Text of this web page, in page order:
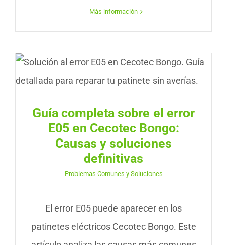
Más información
Guía completa sobre el error
E05 en Cecotec Bongo:
Causas y soluciones
definitivas
Problemas Comunes y Soluciones
El error E05 puede aparecer en los
patinetes eléctricos Cecotec Bongo. Este